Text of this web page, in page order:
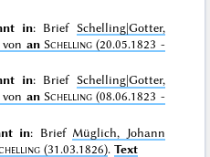
in: Brief Schelling|Gotter,
an Schelling (20.05.1823 -
in: Brief Schelling|Gotter,
an Schelling (08.06.1823 -
in: Brief Müglich, Johann
(31.03.1826).Text